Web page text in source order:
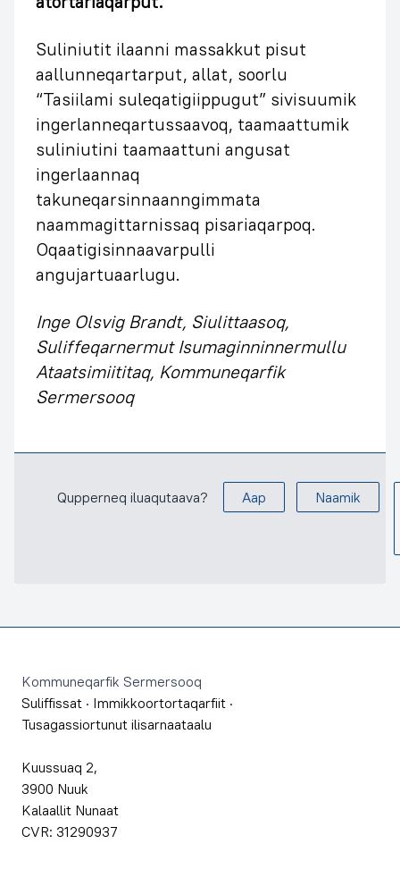
Suliniutit ilaanni massakkut pisut
aallunneqartarput, allat, soorlu
“Tasiilami suleqatigiippugut” sivisuumik
ingerlanneqartussaavoq, taamaattumik
suliniutini taamaattuni angusat
ingerlaannaq
takuneqarsinnaanngimmata
naammagittarnissaq pisariaqarpoq.
Oqaatigisinnaavarpulli
angujartuaarlugu.
Inge Olsvig Brandt, Siulittaasoq,
Suliffeqarnermut Isumaginninnermullu
Ataatsimiititaq, Kommuneqarfik
Sermersooq
Qupperneq iluaqutaava? Aap Naamik
Kommuneqarfik Sermersooq
Suliffissat · Immikkoortortaqarfiit ·
Tusagassiortunut ilisarnaataalu
Kuussuaq 2,
3900 Nuuk
Kalaallit Nunaat
CVR: 31290937